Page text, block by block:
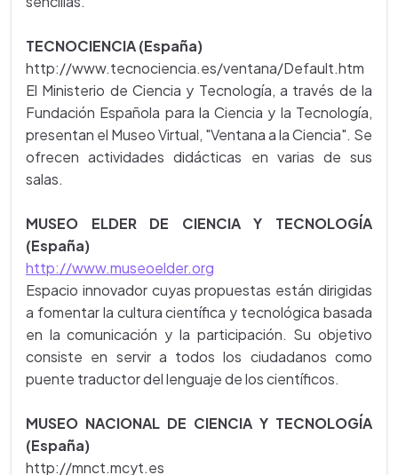
TECNOCIENCIA (España)
http://www.tecnociencia.es/ventana/Default.htm
El Ministerio de Ciencia y Tecnología, a través de la
Fundación Española para la Ciencia y la Tecnología,
presentan el Museo Virtual, "Ventana a la Ciencia". Se
ofrecen actividades didácticas en varias de sus
salas.
MUSEO ELDER DE CIENCIA Y TECNOLOGÍA
(España)
http://www.museoelder.org
Espacio innovador cuyas propuestas están dirigidas
a fomentar la cultura científica y tecnológica basada
en la comunicación y la participación. Su objetivo
consiste en servir a todos los ciudadanos como
puente traductor del lenguaje de los científicos.
MUSEO NACIONAL DE CIENCIA Y TECNOLOGÍA
(España)
http://mnct.mcyt.es